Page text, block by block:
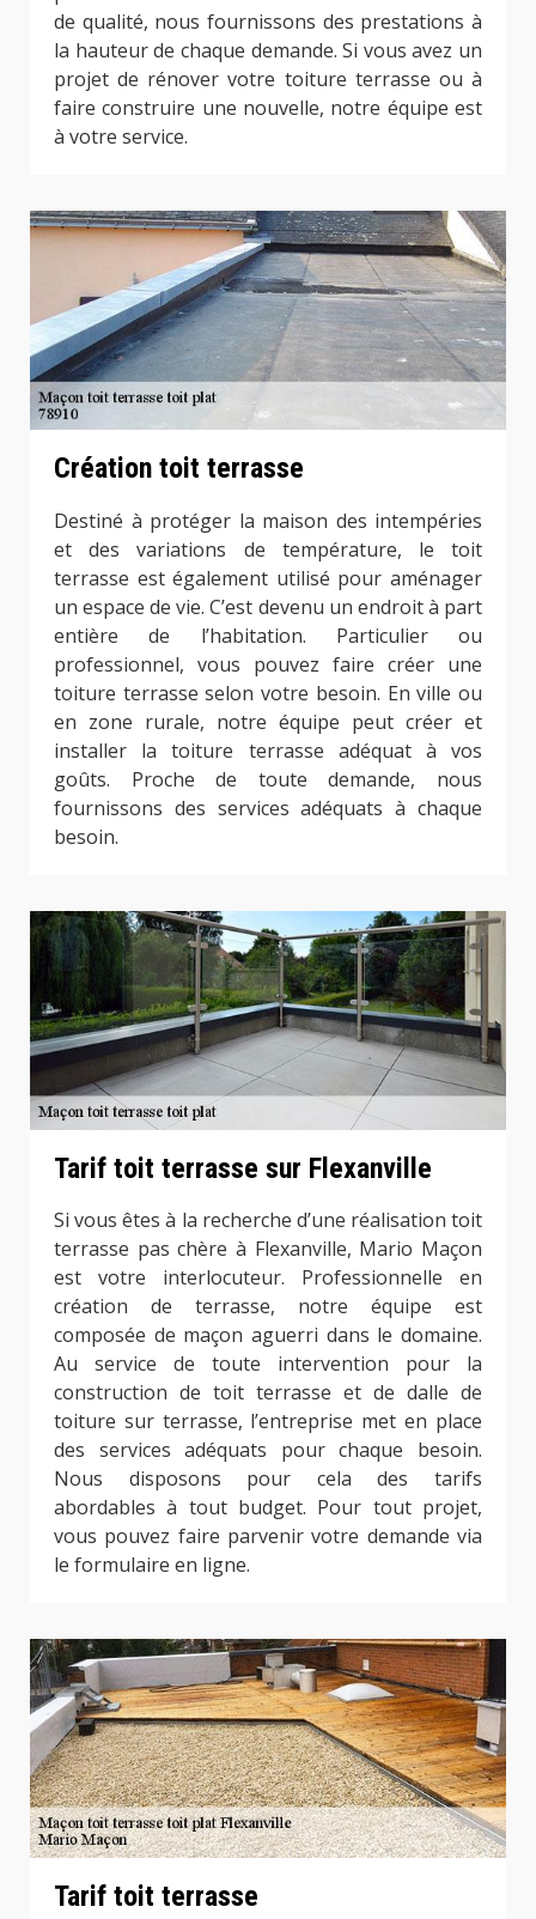
de qualité, nous fournissons des prestations à
la hauteur de chaque demande. Si vous avez un
projet de rénover votre toiture terrasse ou à
faire construire une nouvelle, notre équipe est
à votre service.
Création toit terrasse
Destiné à protéger la maison des intempéries
et des variations de température, le toit
terrasse est également utilisé pour aménager
un espace de vie. C’est devenu un endroit à part
entière de l’habitation. Particulier ou
professionnel, vous pouvez faire créer une
toiture terrasse selon votre besoin. En ville ou
en zone rurale, notre équipe peut créer et
installer la toiture terrasse adéquat à vos
goûts. Proche de toute demande, nous
fournissons des services adéquats à chaque
besoin.
Tarif toit terrasse sur Flexanville
Si vous êtes à la recherche d’une réalisation toit
terrasse pas chère à Flexanville, Mario Maçon
est votre interlocuteur. Professionnelle en
création de terrasse, notre équipe est
composée de maçon aguerri dans le domaine.
Au service de toute intervention pour la
construction de toit terrasse et de dalle de
toiture sur terrasse, l’entreprise met en place
des services adéquats pour chaque besoin.
Nous disposons pour cela des tarifs
abordables à tout budget. Pour tout projet,
vous pouvez faire parvenir votre demande via
le formulaire en ligne.
Tarif toit terrasse